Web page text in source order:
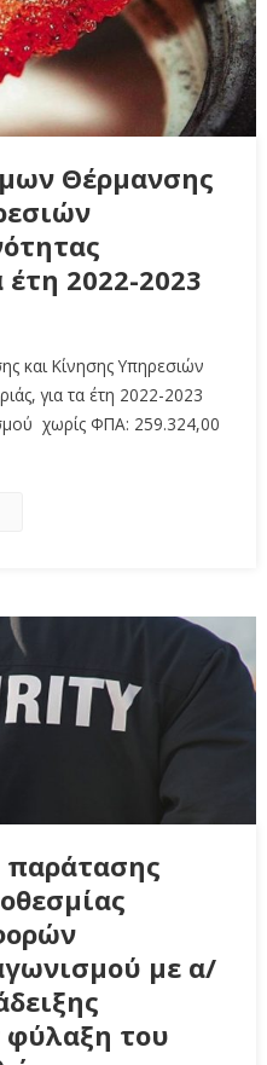
Θέρμανσης
έτη 2022-2023
και Κίνησης Υπηρεσιών
για τα έτη 2022-2023
χωρίς ΦΠΑ: 259.324,00
παράτασης
με α/
φύλαξη του